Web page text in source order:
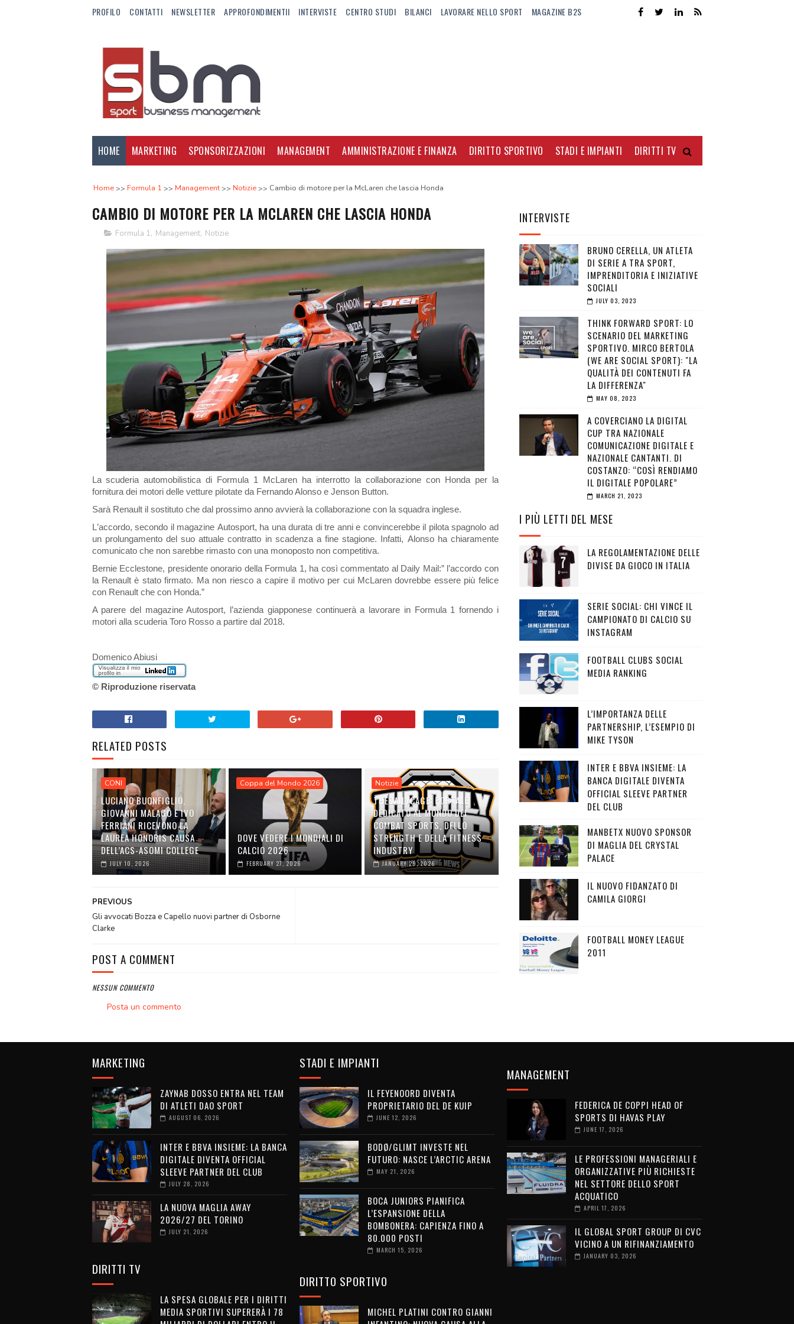
PROFILO CONTATTI NEWSLETTER APPROFONDIMENTII INTERVISTE CENTRO STUDI BILANCI LAVORARE NELLO SPORT MAGAZINE B2S
HOME MARKETING SPONSORIZZAZIONI MANAGEMENT AMMINISTRAZIONE E FINANZA DIRITTO SPORTIVO STADI E IMPIANTI DIRITTI TV
Home Formula 1 Management Notizie Cambio di motore per la McLaren che lascia Honda
CAMBIO DI MOTORE PER LA MCLAREN CHE LASCIA HONDA
Formula 1, Management, Notizie
La scuderia automobilistica di Formula 1 McLaren ha interrotto la collaborazione con Honda per la
fornitura dei motori delle vetture pilotate da Fernando Alonso e Jenson Button.
Sarà Renault il sostituto che dal prossimo anno avvierà la collaborazione con la squadra inglese.
L’accordo, secondo il magazine Autosport, ha una durata di tre anni e convincerebbe il pilota spagnolo ad
un prolungamento del suo attuale contratto in scadenza a fine stagione. Infatti, Alonso ha chiaramente
comunicato che non sarebbe rimasto con una monoposto non competitiva.
Bernie Ecclestone, presidente onorario della Formula 1, ha così commentato al Daily Mail:” l’accordo con
la Renault è stato firmato. Ma non riesco a capire il motivo per cui McLaren dovrebbe essere più felice
con Renault che con Honda.”
A parere del magazine Autosport, l’azienda giapponese continuerà a lavorare in Formula 1 fornendo i
motori alla scuderia Toro Rosso a partire dal 2018.
Domenico Abiusi
© Riproduzione riservata
RELATED POSTS
CONI
LUCIANO BUONFIGLIO,
GIOVANNI MALAGÒ E IVO
FERRIANI RICEVONO LA
LAUREA HONORIS CAUSA
DELL’ACS-ASOMI COLLEGE
JULY 10, 2026
Coppa del Mondo 2026
DOVE VEDERE I MONDIALI DI
CALCIO 2026
FEBRUARY 27, 2026
Notizie
THEDAILYCAGE: PORTALE
DEDICATO AL MONDO DEI
COMBAT SPORTS, DELLO
STRENGTH E DELLA FITNESS
INDUSTRY
JANUARY 29, 2026
PREVIOUS
Gli avvocati Bozza e Capello nuovi partner di Osborne
Clarke
POST A COMMENT
NESSUN COMMENTO
Posta un commento
INTERVISTE
BRUNO CERELLA, UN ATLETA
DI SERIE A TRA SPORT,
IMPRENDITORIA E INIZIATIVE
SOCIALI
JULY 03, 2023
THINK FORWARD SPORT: LO
SCENARIO DEL MARKETING
SPORTIVO. MIRCO BERTOLA
(WE ARE SOCIAL SPORT): "LA
QUALITÀ DEI CONTENUTI FA
LA DIFFERENZA"
MAY 08, 2023
A COVERCIANO LA DIGITAL
CUP TRA NAZIONALE
COMUNICAZIONE DIGITALE E
NAZIONALE CANTANTI. DI
COSTANZO: “COSÌ RENDIAMO
IL DIGITALE POPOLARE”
MARCH 21, 2023
I PIÙ LETTI DEL MESE
LA REGOLAMENTAZIONE DELLE
DIVISE DA GIOCO IN ITALIA
SERIE SOCIAL: CHI VINCE IL
CAMPIONATO DI CALCIO SU
INSTAGRAM
FOOTBALL CLUBS SOCIAL
MEDIA RANKING
L’IMPORTANZA DELLE
PARTNERSHIP, L’ESEMPIO DI
MIKE TYSON
INTER E BBVA INSIEME: LA
BANCA DIGITALE DIVENTA
OFFICIAL SLEEVE PARTNER
DEL CLUB
MANBETX NUOVO SPONSOR
DI MAGLIA DEL CRYSTAL
PALACE
IL NUOVO FIDANZATO DI
CAMILA GIORGI
FOOTBALL MONEY LEAGUE
2011
MARKETING
ZAYNAB DOSSO ENTRA NEL TEAM
DI ATLETI DAO SPORT
AUGUST 06, 2026
INTER E BBVA INSIEME: LA BANCA
DIGITALE DIVENTA OFFICIAL
SLEEVE PARTNER DEL CLUB
JULY 28, 2026
LA NUOVA MAGLIA AWAY
2026/27 DEL TORINO
JULY 21, 2026
DIRITTI TV
LA SPESA GLOBALE PER I DIRITTI
MEDIA SPORTIVI SUPERERÀ I 78
STADI E IMPIANTI
IL FEYENOORD DIVENTA
PROPRIETARIO DEL DE KUIP
JUNE 12, 2026
BODØ/GLIMT INVESTE NEL
FUTURO: NASCE L’ARCTIC ARENA
MAY 21, 2026
BOCA JUNIORS PIANIFICA
L’ESPANSIONE DELLA
BOMBONERA: CAPIENZA FINO A
80.000 POSTI
MARCH 15, 2026
DIRITTO SPORTIVO
MICHEL PLATINI CONTRO GIANNI
MANAGEMENT
FEDERICA DE COPPI HEAD OF
SPORTS DI HAVAS PLAY
JUNE 17, 2026
LE PROFESSIONI MANAGERIALI E
ORGANIZZATIVE PIÙ RICHIESTE
NEL SETTORE DELLO SPORT
ACQUATICO
APRIL 17, 2026
IL GLOBAL SPORT GROUP DI CVC
VICINO A UN RIFINANZIAMENTO
JANUARY 03, 2026